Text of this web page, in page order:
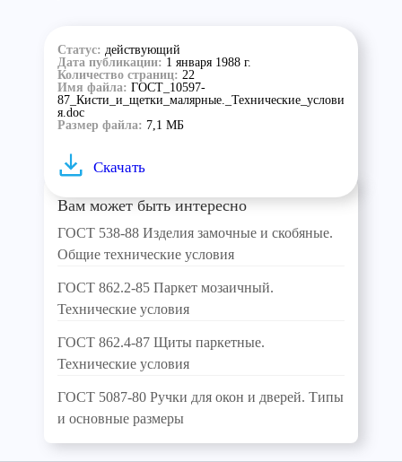
Статус: действующий
Дата публикации: 1 января 1988 г.
Количество страниц: 22
Имя файла: ГОСТ_10597-
87_Кисти_и_щетки_малярные._Технические_услови
я.doc
Размер файла: 7,1 МБ
Скачать
Вам может быть интересно
ГОСТ 538-88 Изделия замочные и скобяные.
Общие технические условия
ГОСТ 862.2-85 Паркет мозаичный.
Технические условия
ГОСТ 862.4-87 Щиты паркетные.
Технические условия
ГОСТ 5087-80 Ручки для окон и дверей. Типы
и основные размеры